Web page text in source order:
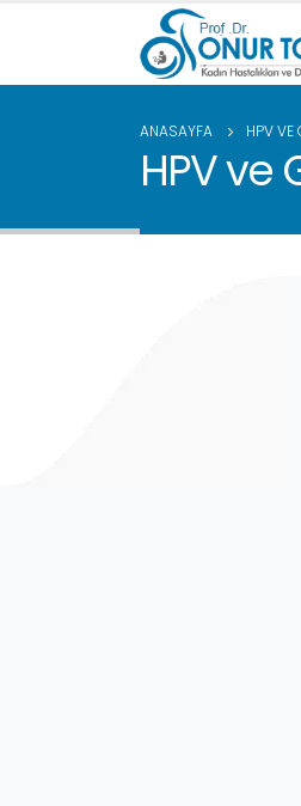
ANASAYFA HPV VE
HPV ve